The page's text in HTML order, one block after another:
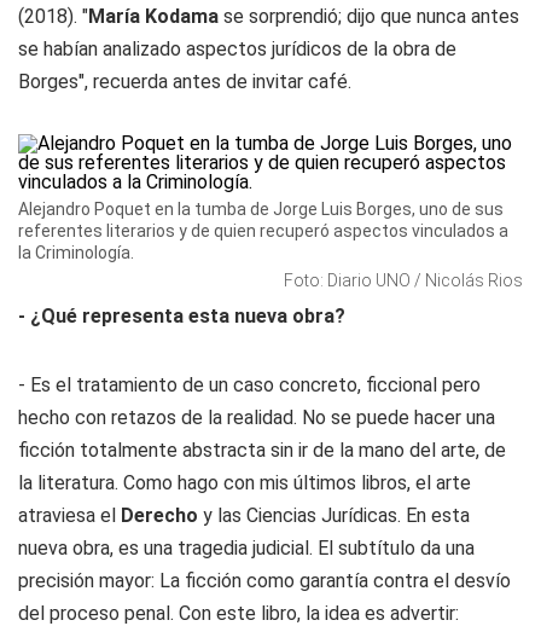
(2018). "María Kodama se sorprendió; dijo que nunca antes
se habían analizado aspectos jurídicos de la obra de
Borges", recuerda antes de invitar café.
Alejandro Poquet en la tumba de Jorge Luis Borges, uno de sus
referentes literarios y de quien recuperó aspectos vinculados a
la Criminología.
Foto: Diario UNO / Nicolás Rios
- ¿Qué representa esta nueva obra?
- Es el tratamiento de un caso concreto, ficcional pero
hecho con retazos de la realidad. No se puede hacer una
ficción totalmente abstracta sin ir de la mano del arte, de
la literatura. Como hago con mis últimos libros, el arte
atraviesa el Derecho y las Ciencias Jurídicas. En esta
nueva obra, es una tragedia judicial. El subtítulo da una
precisión mayor: La ficción como garantía contra el desvío
del proceso penal. Con este libro, la idea es advertir: